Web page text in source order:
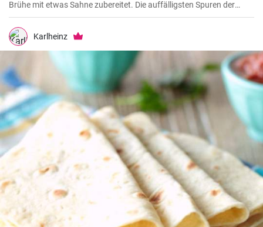
Brühe mit etwas Sahne zubereitet. Die auffälligsten Spuren der
Spargellanzen werden bis in die letzten Minuten des Garvorgangs
gedrückt. Sie verleihen der Suppe eine Fülle.
Karlheinz